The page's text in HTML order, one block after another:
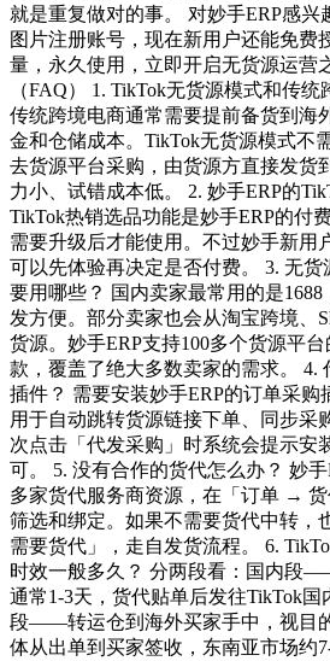
就是重复做对的事。 对妙手ERP感
图片注册账号，现在新用户还能免费
量，永久使用，立即开启无货源运营
（FAQ） 1. TikTok无货源模式和传
传统跨境电商通常需要提前备货到海
金和仓储成本。TikTok无货源模式不
去货源平台采购，由货源方直接发货
力小、试错成本低。 2. 妙手ERP的
TikTok热销选品功能是妙手ERP的付
需要升级后才能使用。不过妙手新用
可以先体验再决定是否付费。 3. 无
要用哪些？ 国内卖家最常用的是
发方便。部分卖家也会从淘宝跨境、
货源。妙手ERP支持100多个货源平
款，覆盖了绝大多数卖家的需求。 4.
插件？ 需要安装妙手ERP的订单采购
用于自动跳转货源链接下单、同步采
次点击「代发采购」时系统会提示安
可。 5. 没有合作的货代怎么办？ 妙
多家货代服务商资源，在「订单 →
筛选和绑定。如果不需要货代中转，
需要货代」，走自发货流程。 6.
时效一般多久？ 分两段看：国内段
通常1-3天，货代贴单后发往TikTok国
段——转运仓到海外买家手中，视目
体从出单到买家签收，东南亚市场约